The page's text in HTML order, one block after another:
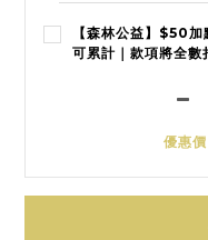
【森林公益】$50
可累計｜款項將全數
優惠